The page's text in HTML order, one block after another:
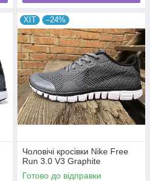
ХІТ –24%
Чоловічі кросівки Nike Free
Run 3.0 V3 Graphite
Готово до відправки